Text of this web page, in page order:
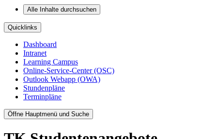
Alle Inhalte durchsuchen
Quicklinks
Dashboard
Intranet
Learning Campus
Online-Service-Center (OSC)
Outlook Webapp (OWA)
Stundenpläne
Terminpläne
Öffne Hauptmenü und Suche